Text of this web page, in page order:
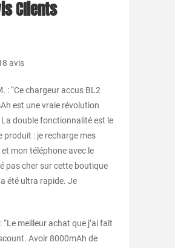
Clients
avis
: “Ce chargeur accus BL2
est une vraie révolution
double fonctionnalité est le
produit : je recharge mes
mon téléphone avec le
pas cher sur cette boutique
été ultra rapide. Je
“Le meilleur achat que j’ai fait
Avoir 8000mAh de